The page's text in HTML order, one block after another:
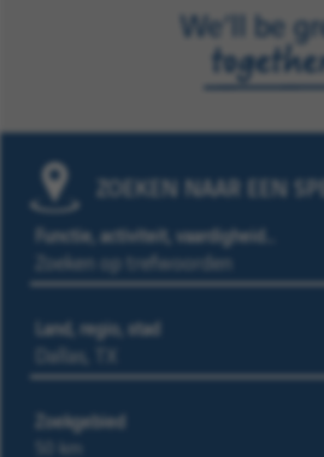
ZOEKEN NAAR EEN
Functie, activiteit, vaardigheid…
Land, regio, stad
Zoekgebied